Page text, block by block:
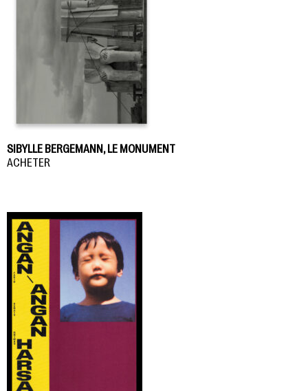
SIBYLLE BERGEMANN, LE MONUMENT
ACHETER